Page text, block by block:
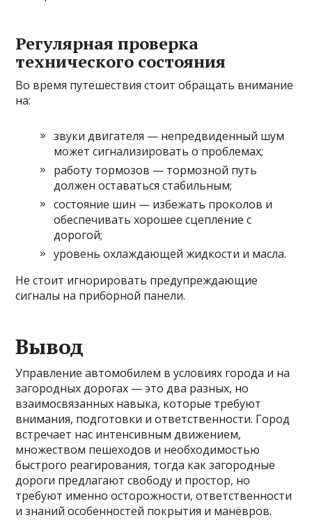
Регулярная проверка
технического состояния
Во время путешествия стоит обращать внимание
на:
звуки двигателя — непредвиденный шум
может сигнализировать о проблемах;
работу тормозов — тормозной путь
должен оставаться стабильным;
состояние шин — избежать проколов и
обеспечивать хорошее сцепление с
дорогой;
уровень охлаждающей жидкости и масла.
Не стоит игнорировать предупреждающие
сигналы на приборной панели.
Вывод
Управление автомобилем в условиях города и на
загородных дорогах — это два разных, но
взаимосвязанных навыка, которые требуют
внимания, подготовки и ответственности. Город
встречает нас интенсивным движением,
множеством пешеходов и необходимостью
быстрого реагирования, тогда как загородные
дороги предлагают свободу и простор, но
требуют именно осторожности, ответственности
и знаний особенностей покрытия и манёвров.